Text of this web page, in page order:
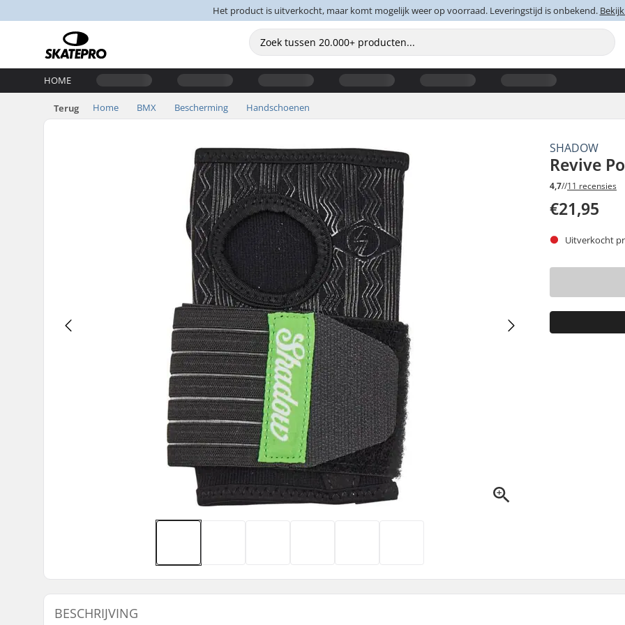
Het product is uitverkocht, maar komt mogelijk weer op voorraad. Leveringstijd is onbekend.
HOME
Terug Home BMX Bescherming Handschoenen
SHADOW
Revive
4,7//11 recensies
€21,95
Uitverkocht
BESCHRIJVING